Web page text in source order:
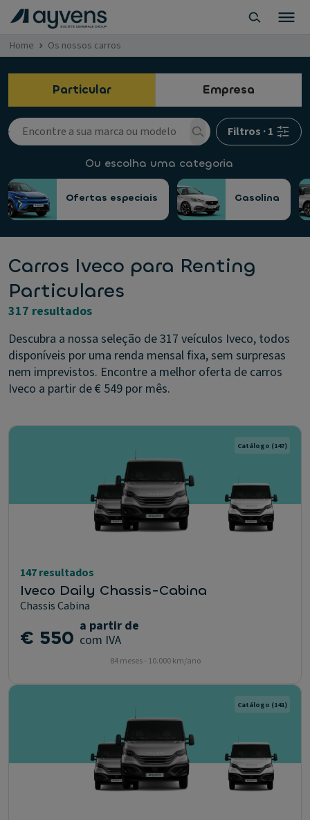
Home Os nossos carros
Particular Empresa
Filtros ·1
Ou escolha uma categoria
Ofertas especiais Gasolina
Carros Iveco para Renting
Particulares
317 resultados
Descubra a nossa seleção de 317 veículos Iveco, todos
disponíveis por uma renda mensal fixa, sem surpresas
nem imprevistos. Encontre a melhor oferta de carros
Iveco a partir de € 549 por mês.
Catálogo (147)
147 resultados
Iveco Daily Chassis-Cabina
Chassis Cabina
€ 550 a partir de
com IVA
84 meses - 10.000 km/ano
Catálogo (141)